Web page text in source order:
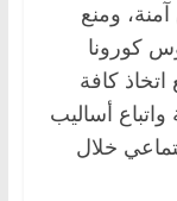
ومنع
كورونا
كافة
واتباع أساليب
خلال